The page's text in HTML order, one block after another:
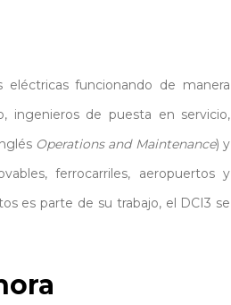
funcionando de manera
ingenieros de puesta en servicio,
Operations and Maintenance) y
ferrocarriles, aeropuertos y
es parte de su trabajo, el DCI3 se